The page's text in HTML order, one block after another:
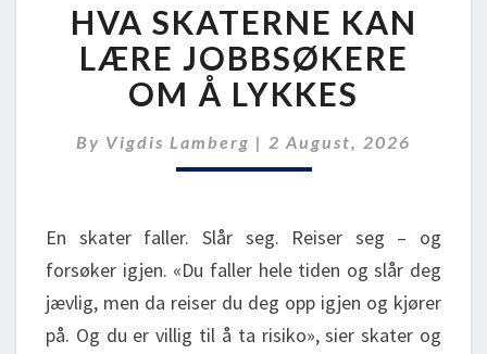
SKATERNE
KAN
LÆRE
JOBBSØKERE
OM
Å
HVA SKATERNE KAN
LÆRE JOBBSØKERE
OM Å LYKKES
By Vigdis Lamberg | 2 August, 2026
En skater faller. Slår seg. Reiser seg – og
forsøker igjen. «Du faller hele tiden og slår deg
jævlig, men da reiser du deg opp igjen og kjører
på. Og du er villig til å ta risiko», sier skater og